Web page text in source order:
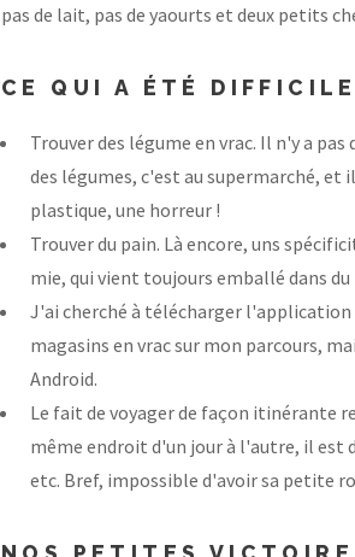
pas de lait, pas de yaourts et deux petits
CE QUI A ÉTÉ DIFFICILE
Trouver des légume en vrac. Il n'y a
des légumes, c'est au supermarché, et
plastique, une horreur !
Trouver du pain. Là encore, uns
mie, qui vient toujours emballé dans
J'ai cherché à télécharger l'application
magasins en vrac sur mon parcours,
Android.
Le fait de voyager de façon itinérante
même endroit d'un jour à l'autre, il est
etc. Bref, impossible d'avoir sa petite